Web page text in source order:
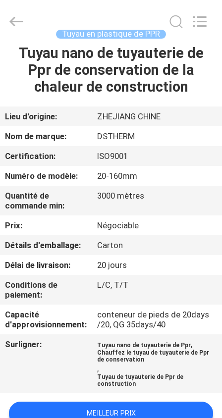
ACCUEIL
PRODUITS
À
PROPOS
DE
VISITE
L'USINE
CONTRÔLE
QUALITÉ
CONTACTEZ-
NOUS
AFFAIRES
DSTHERM
INDUSTRIAL
Reserved.
Tuyau en plastique de PPR
Tuyau nano de tuyauterie de
Ppr de conservation de la
chaleur de construction
Lieu d'origine:
ZHEJIANG CHINE
Nom de marque:
DSTHERM
Certification:
ISO9001
Numéro de modèle:
20-160mm
Quantité de
commande min:
3000 mètres
Prix:
Négociable
Détails d'emballage:
Carton
Délai de livraison:
20 jours
Conditions de
paiement:
L/C, T/T
Capacité
d'approvisionnement:
conteneur de pieds de 20days
/20, QG 35days/40
Surligner:
Tuyau nano de tuyauterie de Ppr,
Chauffez le tuyau de tuyauterie de Ppr
de conservation
,
Tuyau de tuyauterie de Ppr de
construction
MEILLEUR PRIX